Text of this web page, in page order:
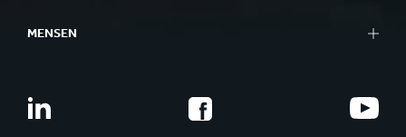
Better Planet Packaging
Smurfit Westrock
MENSEN
Trainees